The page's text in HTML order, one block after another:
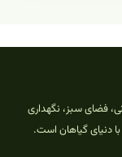
فضای سبز، نگهداری
دنیای گیاهان است.